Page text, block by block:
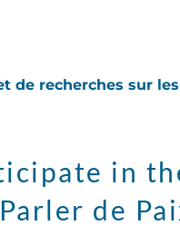
de recherches sur
in
de